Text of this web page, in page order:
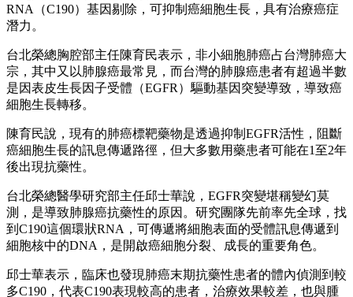
RNA（C190）基因剔除，可抑制癌細胞生長，具有治療癌症
潛力。
台北榮總胸腔部主任陳育民表示，非小細胞肺癌占台灣肺癌大
宗，其中又以肺腺癌最常見，而台灣的肺腺癌患者有超過半數
是因表皮生長因子受體（EGFR）驅動基因突變導致，導致癌
細胞生長轉移。
陳育民說，現有的肺癌標靶藥物是透過抑制EGFR活性，阻斷
癌細胞生長的訊息傳遞路徑，但大多數用藥患者可能在1至2年
後出現抗藥性。
台北榮總醫學研究部主任邱士華說，EGFR突變堪稱變幻莫
測，是導致肺腺癌抗藥性的原因。研究團隊先前率先全球，找
到C190這個環狀RNA，可傳遞將細胞表面的受體訊息傳遞到
細胞核中的DNA，是開啟癌細胞分裂、成長的重要角色。
邱士華表示，臨床也發現肺癌末期抗藥性患者的體內偵測到較
多C190，代表C190表現較高的患者，治療效果較差，也與腫